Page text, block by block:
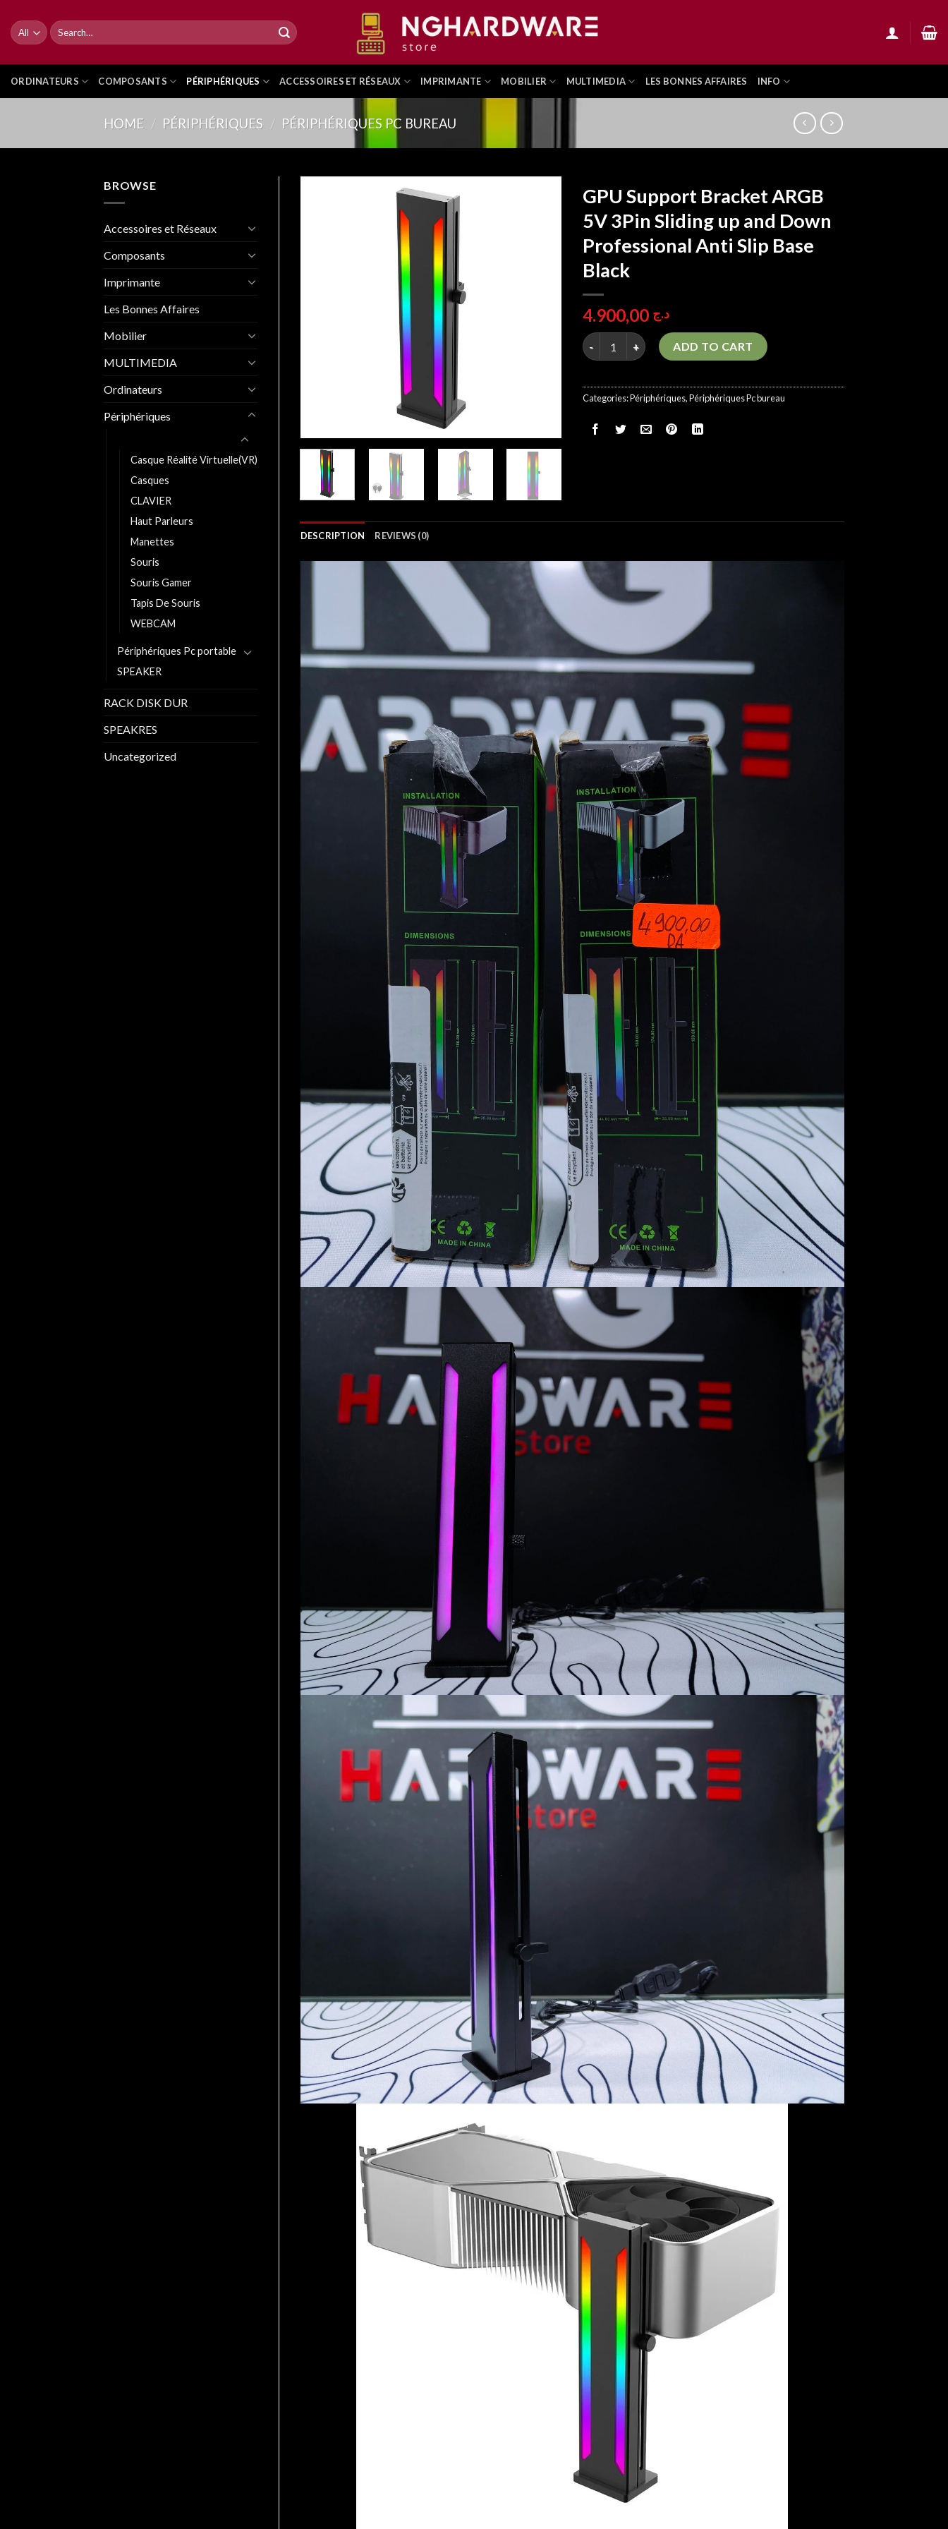
content
Search
for:
ORDINATEURS COMPOSANTS PÉRIPHÉRIQUES ACCESSOIRES ET RÉSEAUX IMPRIMANTE MOBILIER MULTIMEDIA LES BONNES AFFAIRES INFO
HOME / PÉRIPHÉRIQUES / PÉRIPHÉRIQUES PC BUREAU
BROWSE
Accessoires et Réseaux
Composants
Imprimante
Les Bonnes Affaires
Mobilier
MULTIMEDIA
Ordinateurs
Périphériques
Casque Réalité Virtuelle(VR)
Casques
CLAVIER
Haut Parleurs
Manettes
Souris
Souris Gamer
Tapis De Souris
WEBCAM
Périphériques Pc portable
SPEAKER
RACK DISK DUR
SPEAKRES
Uncategorized
GPU Support Bracket ARGB
5V 3Pin Sliding up and Down
Professional Anti Slip Base
Black
د.ج
GPU Support Bracket ARGB 5V 3Pin Sliding up and Down Professional Anti
ADD TO CART
Categories:Périphériques,Périphériques Pc bureau
DESCRIPTION REVIEWS (0)